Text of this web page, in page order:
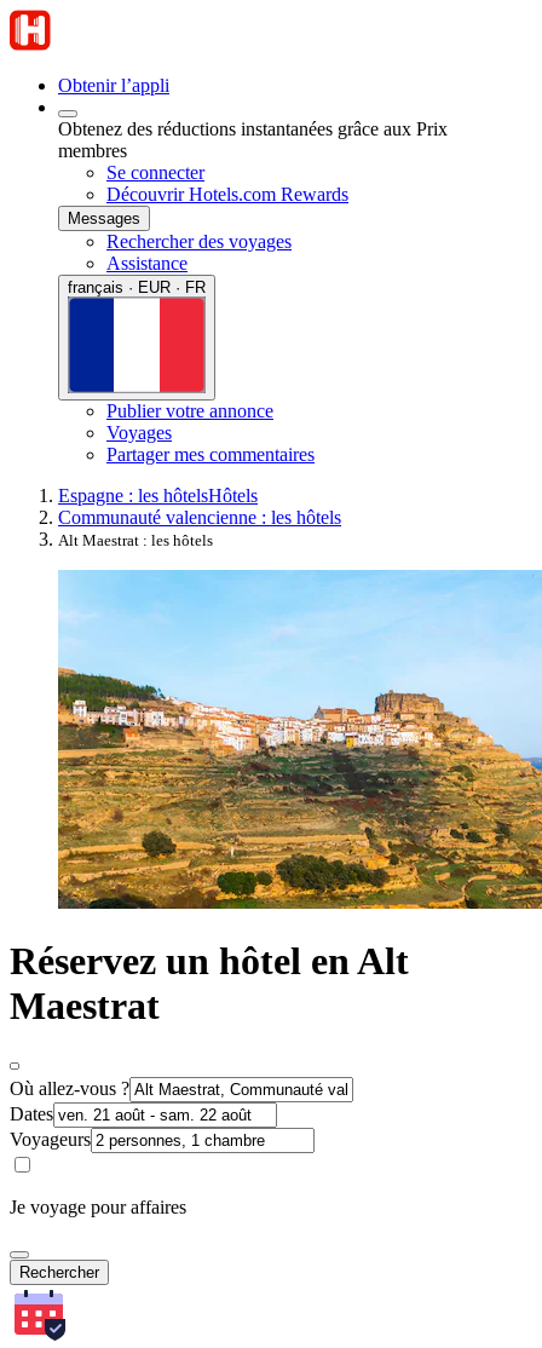
Obtenir l’appli
Obtenez des réductions instantanées grâce aux Prix
membres
Se connecter
Découvrir Hotels.com Rewards
Messages
Rechercher des voyages
Assistance
français · EUR · FR
Publier votre annonce
Voyages
Partager mes commentaires
Espagne : les hôtelsHôtels
Communauté valencienne : les hôtels
Alt Maestrat : les hôtels
Réservez un hôtel en Alt
Maestrat
Où allez-vous ?
Dates
Voyageurs
Je voyage pour affaires
Rechercher